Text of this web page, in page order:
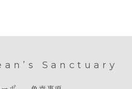
Sanctuary